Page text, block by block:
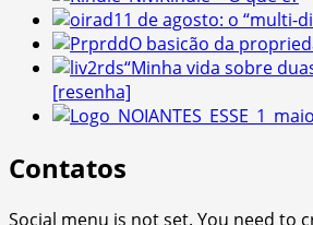
11 de agosto: o “multi-
O basicão da
“Minha vida sobre
[resenha]
Contatos
Social menu is not set. You need to